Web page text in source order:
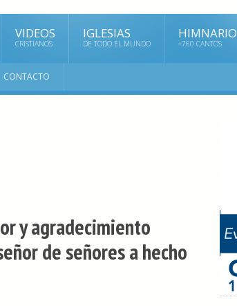
VIDEOS
CRISTIANOS
IGLESIAS
DE TODO EL MUNDO
HIMNARIO
+760 CANTOS
CONTACTO
y agradecimiento
de señores a hecho